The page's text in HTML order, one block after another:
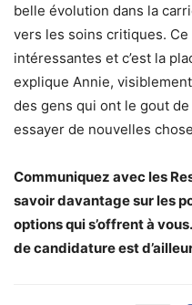
belle évolution dans la
vers les soins critiques.
intéressantes et c’est la
explique Annie,
des gens qui ont le gout
essayer de nouvelles
Communiquez avec les
savoir davantage sur les
options qui s’offrent à
de candidature est